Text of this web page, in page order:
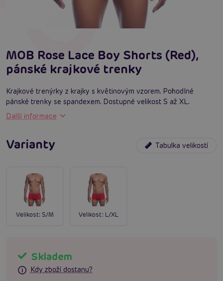
MOB Rose Lace Boy Shorts (Red),
pánské krajkové trenky
Krajkové trenýrky z krajky s květinovým vzorem. Pohodlné
pánské trenky se spandexem. Dostupné velikost S až XL.
Další informace
Varianty Tabulka velikostí
Velikost: S/M Velikost: L/XL
Skladem
Kdy zboží dostanu?